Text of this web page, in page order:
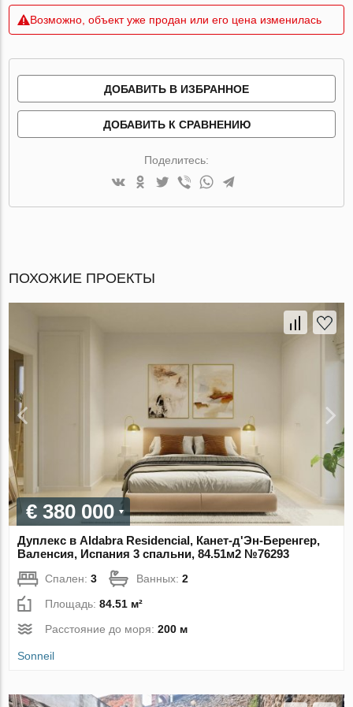
Возможно, объект уже продан или его цена изменилась
ДОБАВИТЬ В ИЗБРАННОЕ
ДОБАВИТЬ К СРАВНЕНИЮ
Поделитесь:
ПОХОЖИЕ ПРОЕКТЫ
€ 380 000
Дуплекс в Aldabra Residencial, Канет-д'Эн-Беренгер,
Валенсия, Испания 3 спальни, 84.51м2 №76293
Спален:3 Ванных:2
Площадь:84.51 м²
Расстояние до моря:200 м
Sonneil